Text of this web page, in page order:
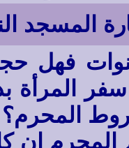
المسجد
فهل
إن